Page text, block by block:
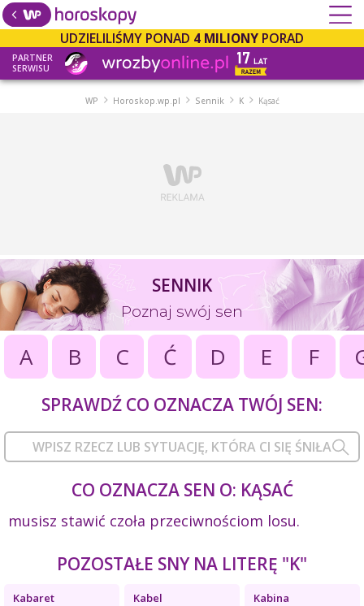
UDZIELILIŚMY PONAD 4 MILIONY PORAD
PARTNER
SERWISU
WP Horoskop.wp.pl Sennik K Kąsać
SENNIK
Poznaj swój sen
A B C Ć D E F
SPRAWDŹ CO OZNACZA TWÓJ SEN:
CO OZNACZA SEN O: KĄSAĆ
musisz stawić czoła przeciwnościom losu.
POZOSTAŁE SNY NA LITERĘ "K"
Kabaret Kabel Kabina